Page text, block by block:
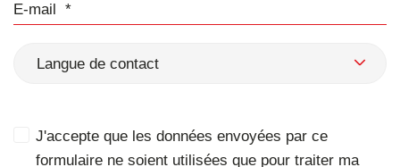
Langue de contact
J'accepte que les données envoyées par ce
formulaire ne soient utilisées que pour traiter ma